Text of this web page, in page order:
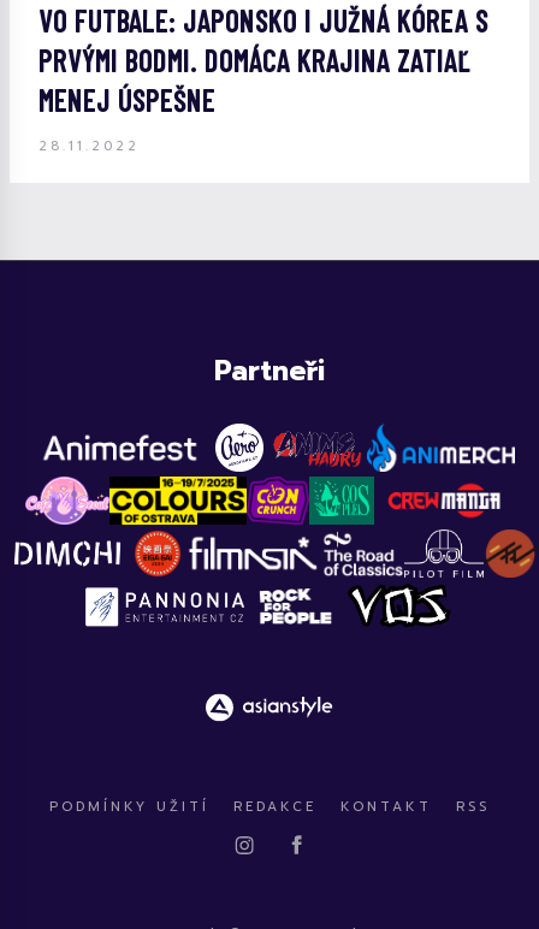
VO FUTBALE: JAPONSKO I JUŽNÁ KÓREA S
PRVÝMI BODMI. DOMÁCA KRAJINA ZATIAĽ
MENEJ ÚSPEŠNE
28.11.2022
Partneři
PODMÍNKY UŽITÍ REDAKCE KONTAKT RSS